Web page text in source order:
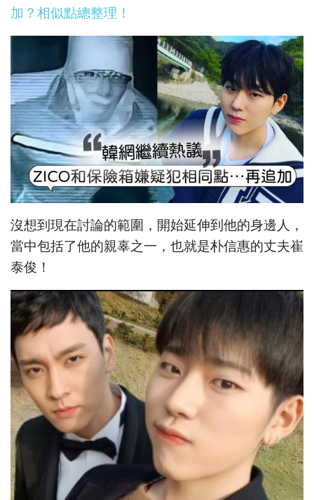
加？相似點總整理！
沒想到現在討論的範圍，開始延伸到他的身邊人，
當中包括了他的親辜之一，也就是朴信惠的丈夫崔
泰俊！